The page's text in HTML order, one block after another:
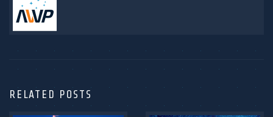
RELATED POSTS